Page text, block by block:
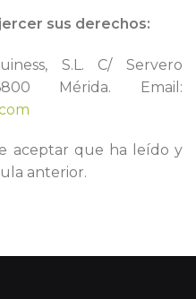
sus derechos:
S.L. C/ Servero
Mérida. Email:
aceptar que ha leído y
anterior.